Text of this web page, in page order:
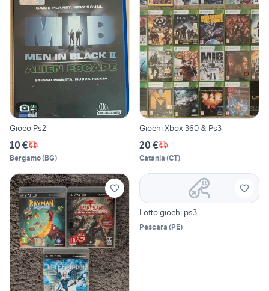
2
Gioco Ps2
10 €
Bergamo(BG)
Giochi Xbox 360 & Ps3
20 €
Catania (CT)
Lotto giochi ps3
Pescara (PE)